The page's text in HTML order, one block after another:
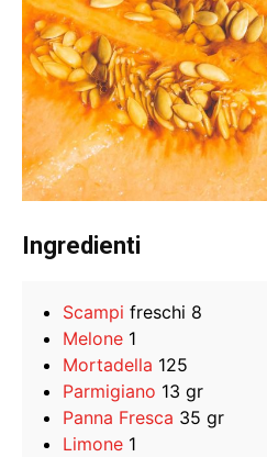
Ingredienti
Scampi freschi 8
Melone 1
Mortadella 125
Parmigiano 13 gr
Panna Fresca 35 gr
Limone 1